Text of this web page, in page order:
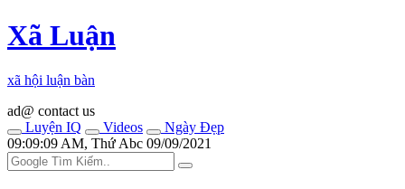
Xã Luận
xã hội luận bàn
ad@ contact us
Luyện IQ
Videos
Ngày Đẹp
09:09:09 AM, Thứ Abc 09/09/2021